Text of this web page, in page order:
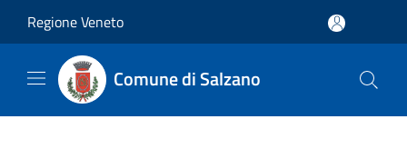
Regione Veneto
Comune di Salzano